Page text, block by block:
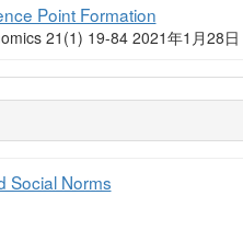
Point Formation
21(1) 19-84 2021年1月28日
Social Norms